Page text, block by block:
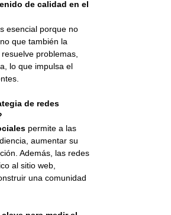
de calidad en el
esencial porque no
que también la
problemas,
lo que impulsa el
de redes
permite a las
aumentar su
Además, las redes
al sitio web,
una comunidad